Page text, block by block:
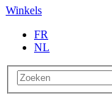
Winkels
FR
NL